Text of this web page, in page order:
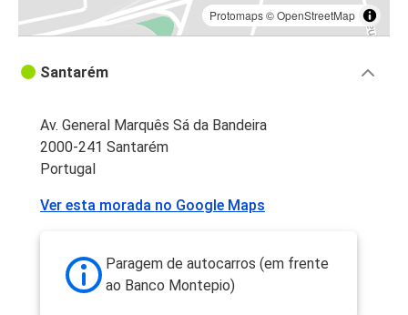
Protomaps©OpenStreetMap
Santarém
Av. General Marquês Sá da Bandeira
2000-241 Santarém
Portugal
Ver esta morada no Google Maps
Paragem de autocarros (em frente
ao Banco Montepio)